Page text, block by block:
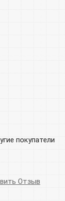
покупатели
Отзыв